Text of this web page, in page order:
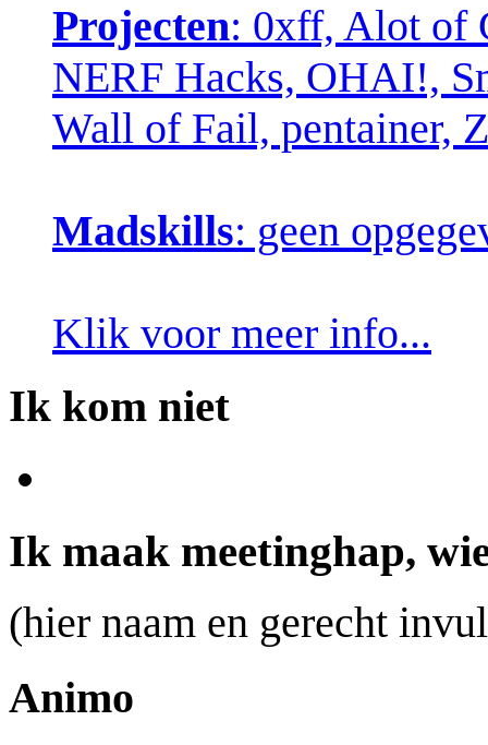
Projecten: 0xff, Alot of
NERF Hacks, OHAI!,
Wall of Fail, pentainer,
Madskills: geen
Klik voor meer info...
Ik kom niet
Ik maak meetinghap,
(hier naam en gerecht
Animo